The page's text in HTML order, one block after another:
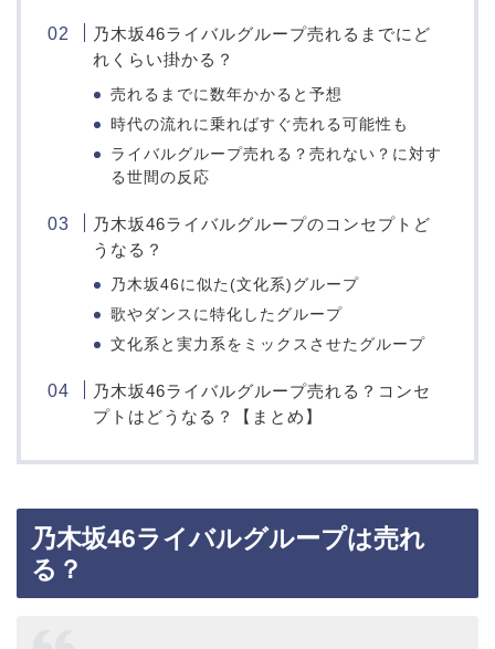
乃木坂46ライバルグループ売れるまでにど
れくらい掛かる？
売れるまでに数年かかると予想
時代の流れに乗ればすぐ売れる可能性も
ライバルグループ売れる？売れない？に対す
る世間の反応
乃木坂46ライバルグループのコンセプトど
うなる？
乃木坂46に似た(文化系)グループ
歌やダンスに特化したグループ
文化系と実力系をミックスさせたグループ
乃木坂46ライバルグループ売れる？コンセ
プトはどうなる？【まとめ】
乃木坂46ライバルグループは売れ
る？